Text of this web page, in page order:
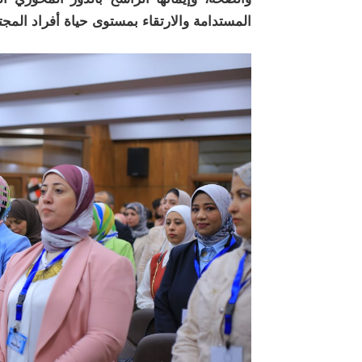
المستدامة والارتقاء بمستوى حياة أفراد